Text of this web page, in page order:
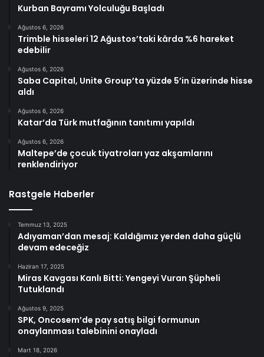
Kurban Bayramı Yolculuğu Başladı
Ağustos 6, 2026
Trimble hisseleri 12 Ağustos’taki kârda %6 hareket
edebilir
Ağustos 6, 2026
Saba Capital, Unite Group’ta yüzde 5’in üzerinde hisse
aldı
Ağustos 6, 2026
Katar’da Türk mutfağının tanıtımı yapıldı
Ağustos 6, 2026
Maltepe’de çocuk tiyatroları yaz akşamlarını
renklendiriyor
Rastgele Haberler
Temmuz 13, 2025
Adıyaman’dan mesaj: Kaldığımız yerden daha güçlü
devam edeceğiz
Haziran 17, 2025
Miras Kavgası Kanlı Bitti: Yengeyi Vuran Şüpheli
Tutuklandı
Ağustos 9, 2025
SPK, Oncosem’de pay satış bilgi formunun
onaylanması talebinini onayladı
Mart 18, 2026